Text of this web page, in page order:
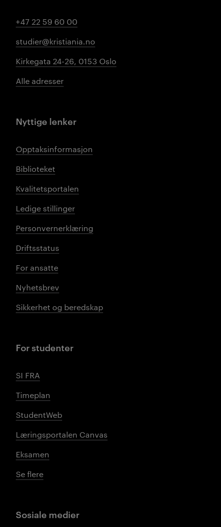
+47 22 59 60 00
studier@kristiania.no
Kirkegata 24-26, 0153 Oslo
Alle adresser
Nyttige lenker
Opptaksinformasjon
Biblioteket
Kvalitetsportalen
Ledige stillinger
Personvernerklæring
Driftsstatus
For ansatte
Nyhetsbrev
Sikkerhet og beredskap
For studenter
SI FRA
Timeplan
StudentWeb
Læringsportalen Canvas
Eksamen
Se flere
Sosiale medier